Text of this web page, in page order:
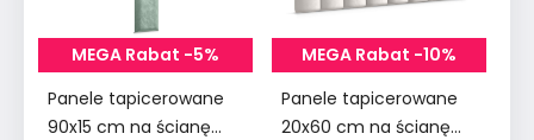
MEGA Rabat -5%
Panele tapicerowane
90x15 cm na ścianę
MEGA Rabat -10%
Panele tapicerowane
20x60 cm na ścianę